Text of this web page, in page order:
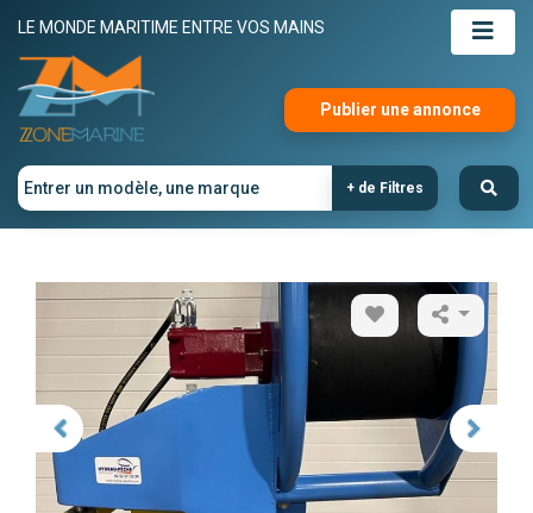
LE MONDE MARITIME ENTRE VOS MAINS
Publier une annonce
+ de Filtres